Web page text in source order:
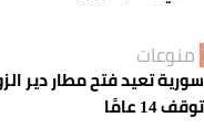
منوعات
سورية تعيد فتح مطار دير
توقف 14 عامًا